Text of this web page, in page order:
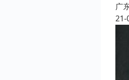
广
21-